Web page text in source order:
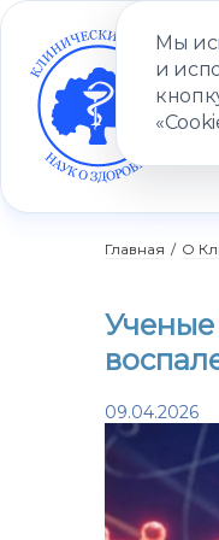
Мы
и
Главная / О
Ученые
09.04.2026